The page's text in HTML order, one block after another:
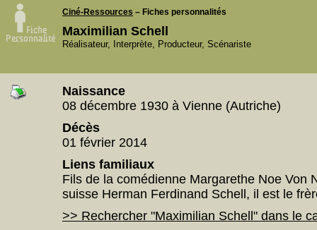
Ciné-Ressources – Fiches personnalités
Maximilian Schell
Réalisateur, Interprète, Producteur, Scénariste
Naissance
08 décembre 1930 à Vienne (Autriche)
Décès
01 février 2014
Liens familiaux
Fils de la comédienne Margarethe Noe Von
suisse Herman Ferdinand Schell, il est le
>> Rechercher "Maximilian Schell" dans le